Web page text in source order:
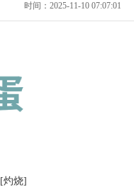
时间：2025-11-10 07:07:01
灼烧]